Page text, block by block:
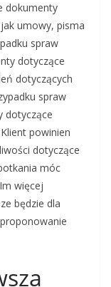
dokumenty
umowy, pisma
spraw
dotyczące
dotyczących
spraw
dotyczące
powinien
dotyczące
móc
więcej
będzie dla